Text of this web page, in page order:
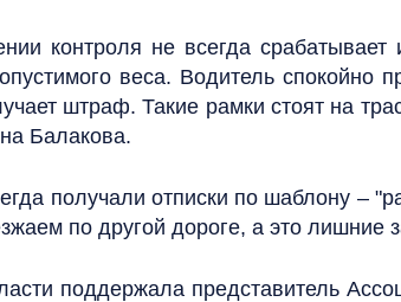
контроля не всегда
веса. Водитель спокойно
штраф. Такие рамки стоят на
Балакова.
получали отписки по шаблону –
по другой дороге, а это лишние
поддержала представитель